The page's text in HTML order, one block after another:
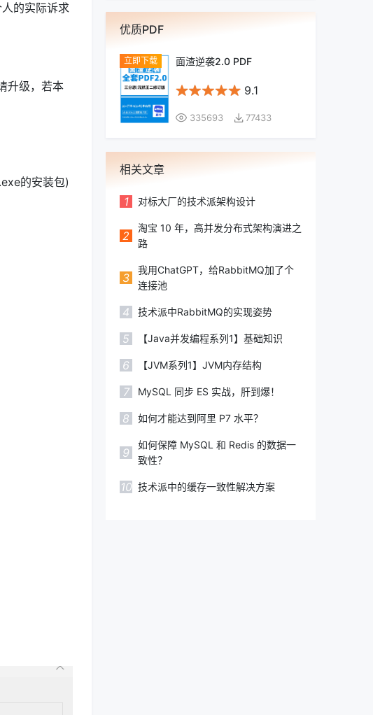
的实际诉求
升级，若本
的安装包)
优质PDF
面渣逆袭2.0 PDF
9.1
335693 77433
相关文章
1 对标大厂的技术派架构设计
2
淘宝 10 年，高并发分布式架构演进之
路
3
我用ChatGPT，给RabbitMQ加了个
连接池
4 技术派中RabbitMQ的实现姿势
5 【Java并发编程系列1】基础知识
6 【JVM系列1】JVM内存结构
7 MySQL 同步 ES 实战，肝到爆！
8 如何才能达到阿里 P7 水平？
9
如何保障 MySQL 和 Redis 的数据一
致性？
10 技术派中的缓存一致性解决方案